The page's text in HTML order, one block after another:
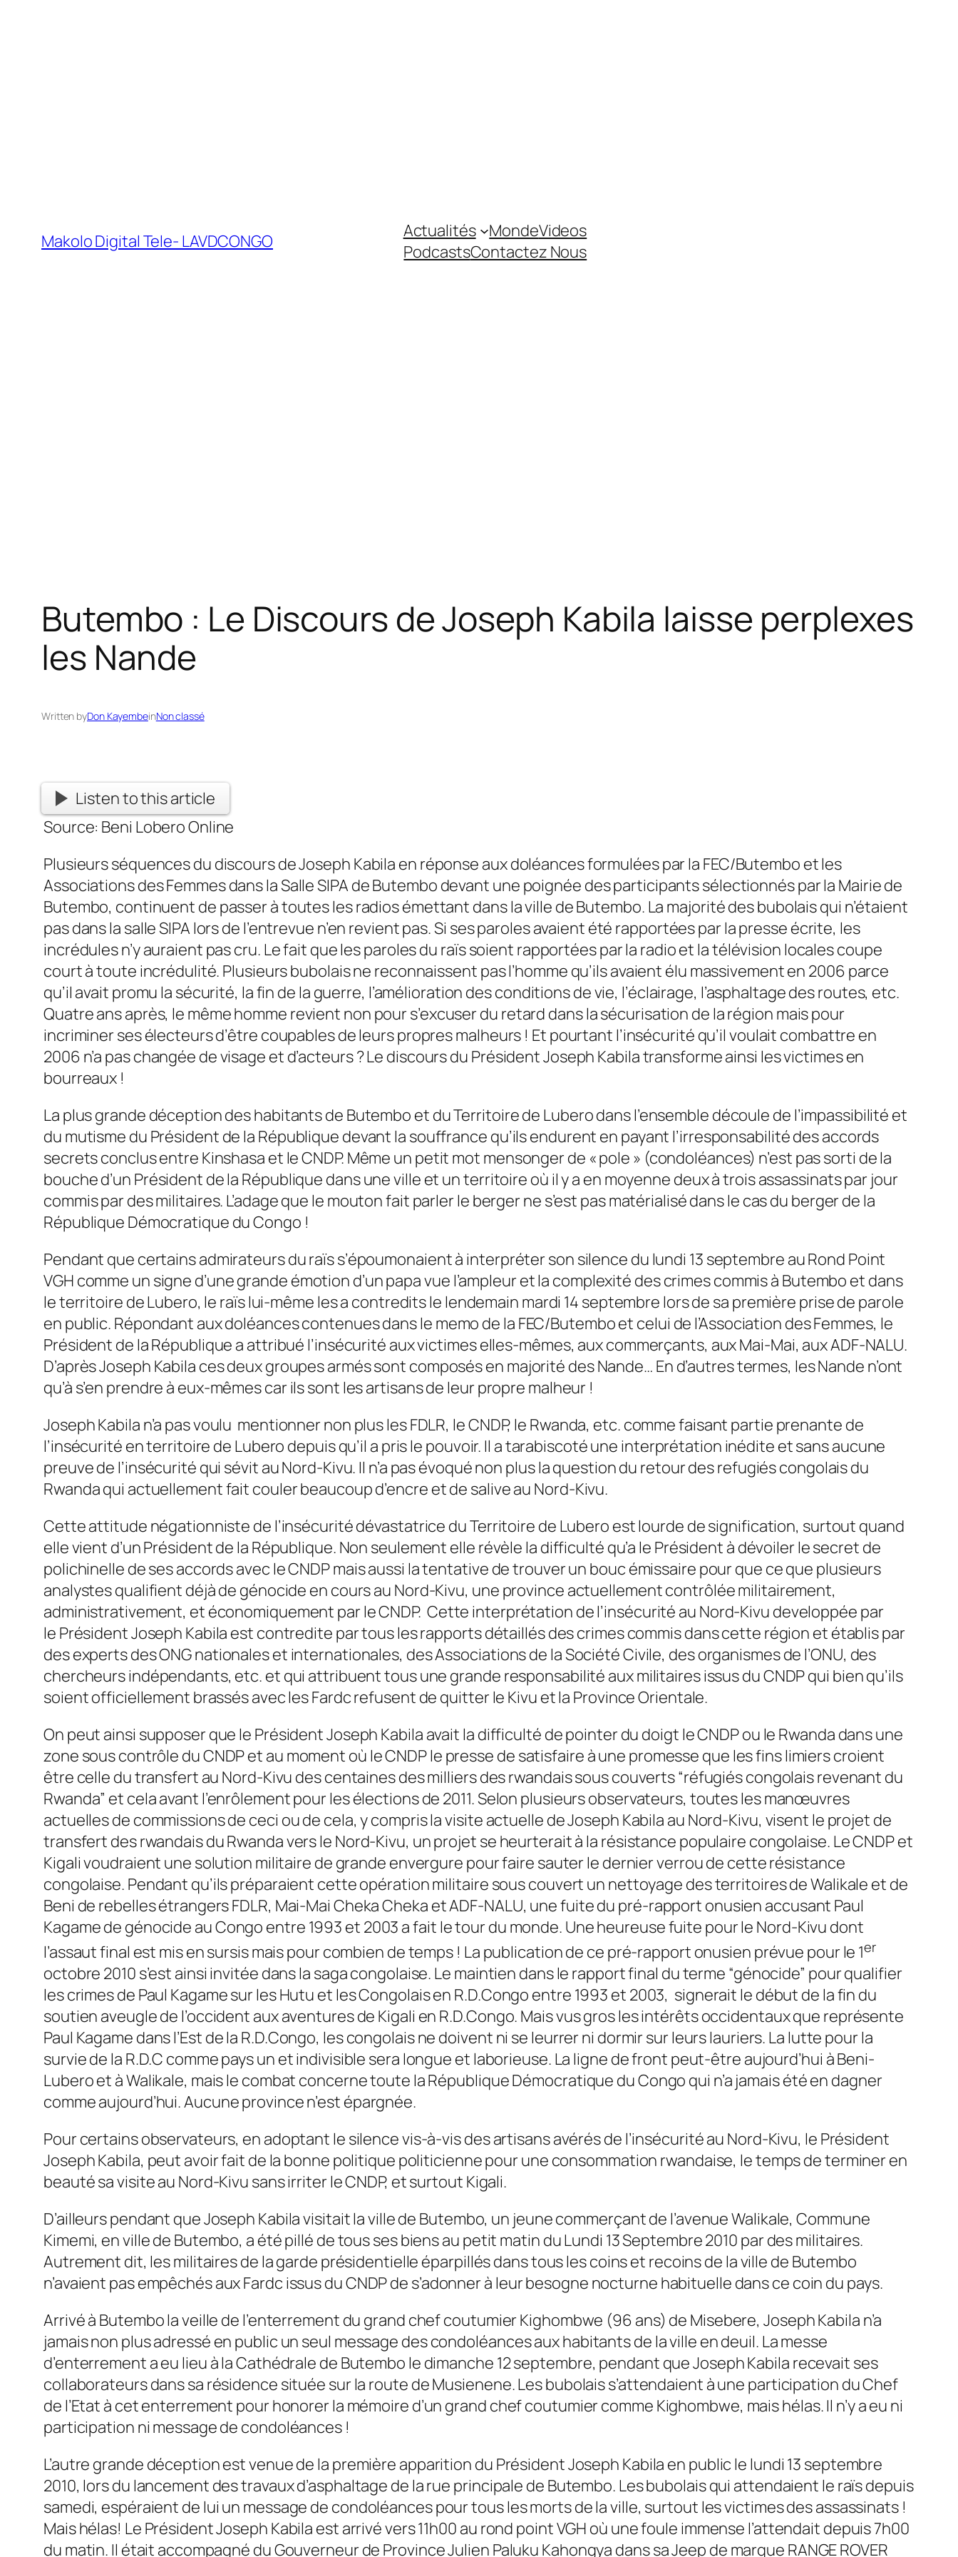
Makolo Digital Tele- LAVDCONGO Actualités MondeVideos
PodcastsContactez Nous
Butembo : Le Discours de Joseph Kabila laisse perplexes
les Nande
Written byDon KayembeinNon classé
Listen to this article
Source: Beni Lobero Online
Plusieurs séquences du discours de Joseph Kabila en réponse aux doléances formulées par la FEC/Butembo et les
Associations des Femmes dans la Salle SIPA de Butembo devant une poignée des participants sélectionnés par la Mairie de
Butembo, continuent de passer à toutes les radios émettant dans la ville de Butembo. La majorité des bubolais qui n’étaient
pas dans la salle SIPA lors de l’entrevue n’en revient pas.Si ses paroles avaient été rapportées par la presse écrite, les
incrédules n’y auraient pas cru. Le fait que les paroles du raïs soient rapportées par la radio et la télévision locales coupe
court à toute incrédulité. Plusieurs bubolais ne reconnaissent pas l’homme qu’ils avaient élu massivement en 2006 parce
qu’il avait promu la sécurité, la fin de la guerre, l’amélioration des conditions de vie, l’éclairage, l’asphaltage des routes, etc.
Quatre ans après, le même homme revient non pour s’excuser du retard dans la sécurisation de la région mais pour
incriminer ses électeurs d’être coupables de leurs propres malheurs ! Et pourtant l’insécurité qu’il voulait combattre en
2006 n’a pas changée de visage et d’acteurs ? Le discours du Président Joseph Kabila transforme ainsi les victimes en
bourreaux !
La plus grande déception des habitants de Butembo et du Territoire de Lubero dans l’ensemble découle de l’impassibilité et
du mutisme du Président de la République devant la souffrance qu’ils endurent en payant l’irresponsabilité des accords
secrets conclus entre Kinshasa et le CNDP. Même un petit mot mensonger de « pole » (condoléances) n’est pas sorti de la
bouche d’un Président de la République dans une ville et un territoire où il y a en moyenne deux à trois assassinats par jour
commis par des militaires. L’adage que le mouton fait parler le berger ne s’est pas matérialisé dans le cas du berger de la
République Démocratique du Congo !
Pendant que certains admirateurs du raïs s’époumonaient à interpréter son silence du lundi 13 septembre au Rond Point
VGH comme un signe d’une grande émotion d’un papa vue l’ampleur et la complexité des crimes commis à Butembo et dans
le territoire de Lubero, le raïs lui-même les a contredits le lendemain mardi 14 septembre lors de sa première prise de parole
en public. Répondant aux doléances contenues dans le memo de la FEC/Butembo et celui de l’Association des Femmes, le
Président de la République a attribué l’insécurité aux victimes elles-mêmes, aux commerçants, aux Mai-Mai, aux ADF-NALU.
D’après Joseph Kabila ces deux groupes armés sont composés en majorité des Nande… En d’autres termes, les Nande n’ont
qu’à s’en prendre à eux-mêmes car ils sont les artisans de leur propre malheur !
Joseph Kabila n’a pas voulu mentionner non plus les FDLR, le CNDP, le Rwanda, etc. comme faisant partie prenante de
l’insécurité en territoire de Lubero depuis qu’il a pris le pouvoir. Il a tarabiscoté une interprétation inédite et sans aucune
preuve de l’insécurité qui sévit au Nord-Kivu. Il n’a pas évoqué non plus la question du retour des refugiés congolais du
Rwanda qui actuellement fait couler beaucoup d’encre et de salive au Nord-Kivu.
Cette attitude négationniste de l’insécurité dévastatrice du Territoire de Lubero est lourde de signification, surtout quand
elle vient d’un Président de la République. Non seulement elle révèle la difficulté qu’a le Président à dévoiler le secret de
polichinelle de ses accords avec le CNDP mais aussi la tentative de trouver un bouc émissaire pour que ce que plusieurs
analystes qualifient déjà de génocide en cours au Nord-Kivu, une province actuellement contrôlée militairement,
administrativement, et économiquement par le CNDP. Cette interprétation de l’insécurité au Nord-Kivu developpée par
le Président Joseph Kabila est contredite par tous les rapports détaillés des crimes commis dans cette région et établis par
des experts des ONG nationales et internationales, des Associations de la Société Civile, des organismes de l’ONU, des
chercheurs indépendants, etc. et qui attribuent tous une grande responsabilité aux militaires issus du CNDP qui bien qu’ils
soient officiellement brassés avec les Fardc refusent de quitter le Kivu et la Province Orientale.
On peut ainsi supposer que le Président Joseph Kabila avait la difficulté de pointer du doigt le CNDP ou le Rwanda dans une
zone sous contrôle du CNDP et au moment où le CNDP le presse de satisfaire à une promesse que les fins limiers croient
être celle du transfert au Nord-Kivu des centaines des milliers des rwandais sous couverts “réfugiés congolais revenant du
Rwanda” et cela avant l’enrôlement pour les élections de 2011. Selon plusieurs observateurs, toutes les manœuvres
actuelles de commissions de ceci ou de cela, y compris la visite actuelle de Joseph Kabila au Nord-Kivu, visent le projet de
transfert des rwandais du Rwanda vers le Nord-Kivu, un projet se heurterait à la résistance populaire congolaise. Le CNDP et
Kigali voudraient une solution militaire de grande envergure pour faire sauter le dernier verrou de cette résistance
congolaise. Pendant qu’ils préparaient cette opération militaire sous couvert un nettoyage des territoires de Walikale et de
Beni de rebelles étrangers FDLR, Mai-Mai Cheka Cheka et ADF-NALU, une fuite du pré-rapport onusien accusant Paul
Kagame de génocide au Congo entre 1993 et 2003 a fait le tour du monde. Une heureuse fuite pour le Nord-Kivu dont
l’assaut final est mis en sursis mais pour combien de temps ! La publication de ce pré-rapport onusien prévue pour le 1er
octobre 2010 s’est ainsi invitée dans la saga congolaise. Le maintien dans le rapport final du terme “génocide” pour qualifier
les crimes de Paul Kagame sur les Hutu et les Congolais en R.D.Congo entre 1993 et 2003, signerait le début de la fin du
soutien aveugle de l’occident aux aventures de Kigali en R.D.Congo. Mais vus gros les intérêts occidentaux que représente
Paul Kagame dans l’Est de la R.D.Congo, les congolais ne doivent ni se leurrer ni dormir sur leurs lauriers. La lutte pour la
survie de la R.D.C comme pays un et indivisible sera longue et laborieuse. La ligne de front peut-être aujourd’hui à Beni-
Lubero et à Walikale, mais le combat concerne toute la République Démocratique du Congo qui n’a jamais été en dagner
comme aujourd’hui. Aucune province n’est épargnée.
Pour certains observateurs, en adoptant le silence vis-à-vis des artisans avérés de l’insécurité au Nord-Kivu, le Président
Joseph Kabila, peut avoir fait de la bonne politique politicienne pour une consommation rwandaise, le temps de terminer en
beauté sa visite au Nord-Kivu sans irriter le CNDP, et surtout Kigali.
D’ailleurs pendant que Joseph Kabila visitait la ville de Butembo, un jeune commerçant de l’avenue Walikale, Commune
Kimemi, en ville de Butembo, a été pillé de tous ses biens au petit matin du Lundi 13 Septembre 2010 par des militaires.
Autrement dit, les militaires de la garde présidentielle éparpillés dans tous les coins et recoins de la ville de Butembo
n’avaient pas empêchés aux Fardc issus du CNDP de s’adonner à leur besogne nocturne habituelle dans ce coin du pays.
Arrivé à Butembo la veille de l’enterrement du grand chef coutumier Kighombwe (96 ans) de Misebere, Joseph Kabila n’a
jamais non plus adressé en public un seul message des condoléances aux habitants de la ville en deuil. La messe
d’enterrement a eu lieu à la Cathédrale de Butembo le dimanche 12 septembre, pendant que Joseph Kabila recevait ses
collaborateurs dans sa résidence située sur la route de Musienene. Les bubolais s’attendaient à une participation du Chef
de l’Etat à cet enterrement pour honorer la mémoire d’un grand chef coutumier comme Kighombwe, mais hélas. Il n’y a eu ni
participation ni message de condoléances !
L’autre grande déception est venue de la première apparition du Président Joseph Kabila en public le lundi 13 septembre
2010, lors du lancement des travaux d’asphaltage de la rue principale de Butembo. Les bubolais qui attendaient le raïs depuis
samedi, espéraient de lui un message de condoléances pour tous les morts de la ville, surtout les victimes des assassinats !
Mais hélas! Le Président Joseph Kabila est arrivé vers 11h00 au rond point VGH où une foule immense l’attendait depuis 7h00
du matin. Il était accompagné du Gouverneur de Province Julien Paluku Kahongya dans sa Jeep de marque RANGE ROVER